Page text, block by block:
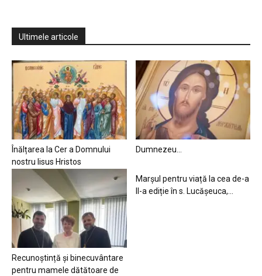
Ultimele articole
Înălțarea la Cer a Domnului
nostru Iisus Hristos
Dumnezeu…
Recunoștință și binecuvântare
pentru mamele dătătoare de
Marșul pentru viață la cea de-a
II-a ediție în s. Lucășeuca,...